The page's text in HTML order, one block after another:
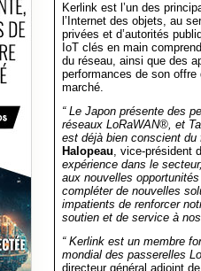
Kerlink est l’un des
l’Internet des objets, au
privées et d’autorités
IoT clés en main
du réseau, ainsi que des
performances de son offre
marché.
“ Le Japon présente des
réseaux LoRaWAN®, et
est déjà bien conscient
Halopeau, vice-président
expérience dans le
aux nouvelles
compléter de nouvelles
impatients de renforcer
soutien et de service à
“ Kerlink est un membre
mondial des passerelles
directeur général adjoint